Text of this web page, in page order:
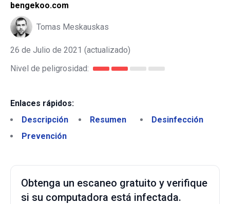
bengekoo.com
Tomas Meskauskas
26 de Julio de 2021 (actualizado)
Nivel de peligrosidad:
Enlaces rápidos:
Descripción
Resumen
Desinfección
Prevención
Obtenga un escaneo gratuito y verifique
si su computadora está infectada.